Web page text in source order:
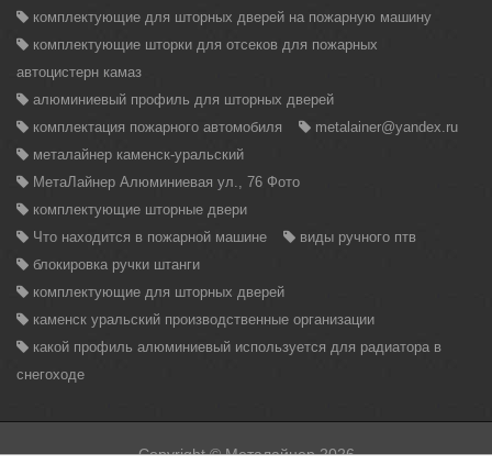
комплектующие для шторных дверей на пожарную машину
комплектующие шторки для отсеков для пожарных
автоцистерн камаз
алюминиевый профиль для шторных дверей
комплектация пожарного автомобиля
metalainer@yandex.ru
металайнер каменск-уральский
МетаЛайнер Алюминиевая ул., 76 Фото
комплектующие шторные двери
Что находится в пожарной машине
виды ручного птв
блокировка ручки штанги
комплектующие для шторных дверей
каменск уральский производственные организации
какой профиль алюминиевый используется для радиатора в
снегоходе
Copyright © Металайнер 2026